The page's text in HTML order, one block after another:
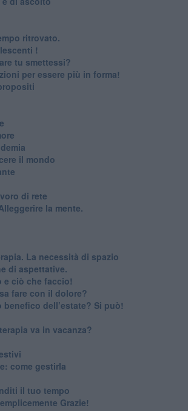
ritrovato.
!
tu smettessi?
per essere più in forma!
il mondo
di rete
la mente.
La necessità di spazio
di aspettative.
e ciò che faccio!
fare con il dolore?
benefico dell’estate? Si può!
va in vacanza?
come gestirla
il tuo tempo
Grazie!